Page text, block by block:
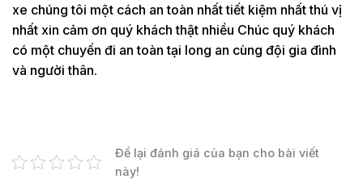
xe chúng tôi một cách an toàn nhất tiết kiệm nhất thú vị
nhất xin cảm ơn quý khách thật nhiều Chúc quý khách
có một chuyến đi an toàn tại long an cùng đội gia đình
và người thân.
Để lại đánh giá của bạn cho bài viết
này!